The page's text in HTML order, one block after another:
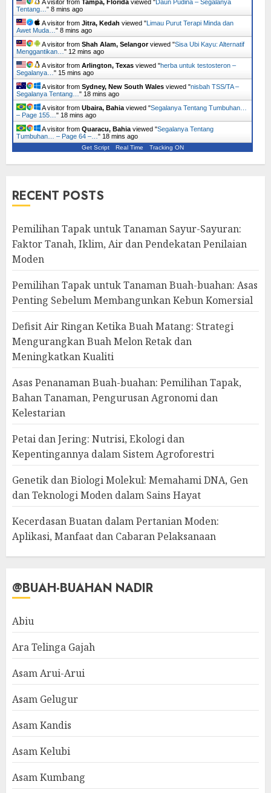
A visitor from Tampa, Florida viewed " Daun Pudina – Segalanya
Tentang… " 8 mins ago
A visitor from Jitra, Kedah viewed "Limau Purut Terapi Minda dan
Awet Muda… " 8 mins ago
A visitor from Shah Alam, Selangorviewed "Sisa Ubi Kayu: Alternatif
Menggantikan… " 12 mins ago
A visitor from Arlington, Texas viewed "herba untuk testosteron –
Segalanya… " 15 mins ago
A visitor from Sydney, New South Wales viewed "nisbah TSS/TA –
Segalanya Tentang… " 18 mins ago
A visitor from Ubaira, Bahia viewed "Segalanya Tentang Tumbuhan…
– Page 155… " 18 mins ago
A visitor from Quaracu, Bahia viewed "Segalanya Tentang
Tumbuhan… – Page 64 –… " 18 mins ago
Get Script Real Time Tracking ON
RECENT POSTS
Pemilihan Tapak untuk Tanaman Sayur-Sayuran:
Faktor Tanah, Iklim, Air dan Pendekatan Penilaian
Moden
Pemilihan Tapak untuk Tanaman Buah-buahan: Asas
Penting Sebelum Membangunkan Kebun Komersial
Defisit Air Ringan Ketika Buah Matang: Strategi
Mengurangkan Buah Melon Retak dan
Meningkatkan Kualiti
Asas Penanaman Buah-buahan: Pemilihan Tapak,
Bahan Tanaman, Pengurusan Agronomi dan
Kelestarian
Petai dan Jering: Nutrisi, Ekologi dan
Kepentingannya dalam Sistem Agroforestri
Genetik dan Biologi Molekul: Memahami DNA, Gen
dan Teknologi Moden dalam Sains Hayat
Kecerdasan Buatan dalam Pertanian Moden:
Aplikasi, Manfaat dan Cabaran Pelaksanaan
@BUAH-BUAHAN NADIR
Abiu
Ara Telinga Gajah
Asam Arui-Arui
Asam Gelugur
Asam Kandis
Asam Kelubi
Asam Kumbang